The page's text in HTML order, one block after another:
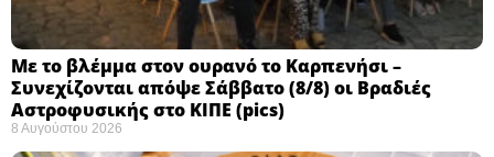
Με το βλέμμα στον ουρανό το Καρπενήσι –
Συνεχίζονται απόψε Σάββατο (8/8) οι Βραδιές
Αστροφυσικής στο ΚΙΠΕ (pics)
8 Αυγούστου 2026